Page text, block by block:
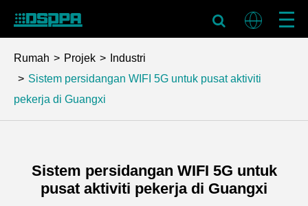
Rumah Projek
Industri
Sistem persidangan WIFI 5G untuk pusat aktiviti
pekerja di Guangxi
Sistem persidangan WIFI 5G untuk
pusat aktiviti pekerja di Guangxi